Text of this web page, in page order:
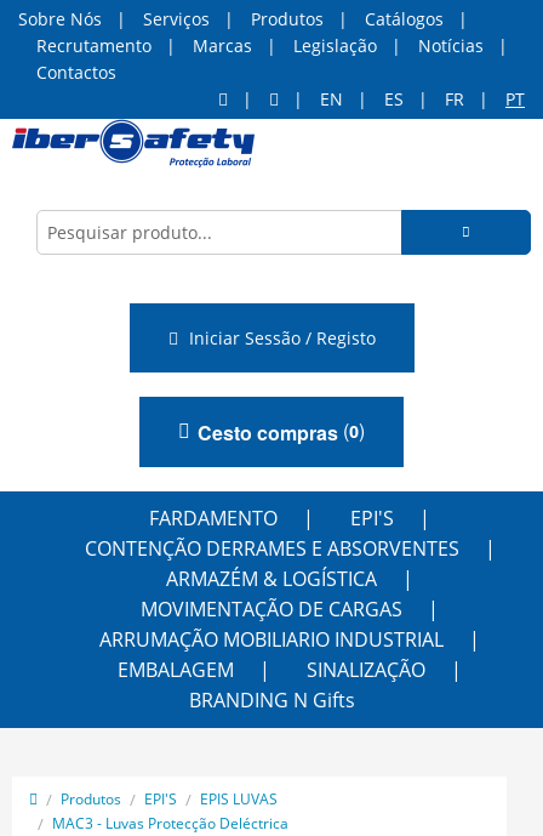
Sobre Nós Serviços Produtos
Catálogos
Recrutamento
Marcas Legislação
Notícias
Contactos
EN
ES FR PT
Iniciar Sessão / Registo
Cesto compras (0)
FARDAMENTO
EPI'S
CONTENÇÃO DERRAMES E ABSORVENTES
ARMAZÉM & LOGÍSTICA
MOVIMENTAÇÃO DE CARGAS
ARRUMAÇÃO MOBILIARIO INDUSTRIAL
EMBALAGEM
SINALIZAÇÃO
BRANDING N Gifts
Produtos EPI'S
EPIS LUVAS
MAC3 - Luvas Protecção Deléctrica